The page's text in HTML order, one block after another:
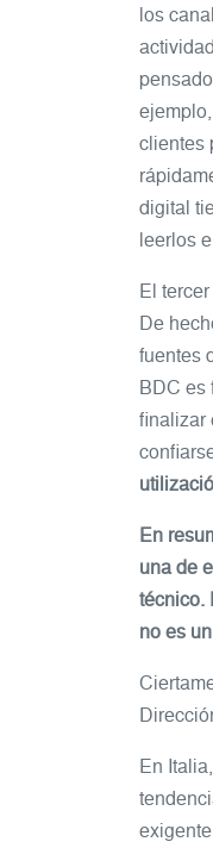
los
ejemplo,
clientes
digital
leerlos
El
De
fuentes
BDC es
finalizar
En
una de
técnico.
no es
En